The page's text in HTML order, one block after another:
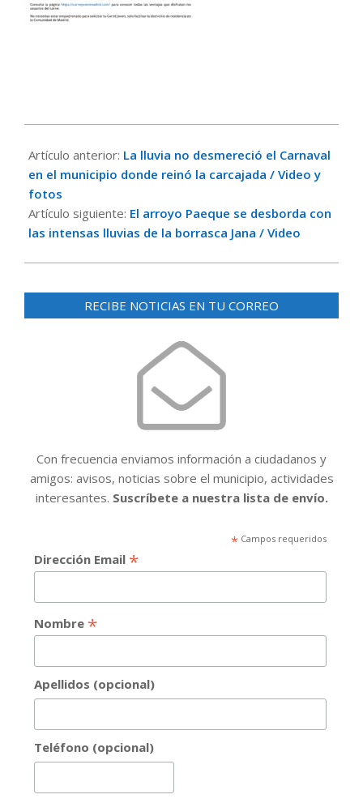
03-
05
Artículo anterior: La lluvia no desmereció el Carnaval
en el municipio donde reinó la carcajada / Video y
fotos
Artículo siguiente: El arroyo Paeque se desborda con
las intensas lluvias de la borrasca Jana / Video
RECIBE NOTICIAS EN TU CORREO
Con frecuencia enviamos información a ciudadanos y
amigos: avisos, noticias sobre el municipio, actividades
interesantes. Suscríbete a nuestra lista de envío.
*Campos requeridos
Dirección Email *
Nombre *
Apellidos (opcional)
Teléfono (opcional)